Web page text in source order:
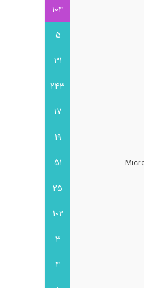
104
5
31
243
17
19
51
25
102
3
4